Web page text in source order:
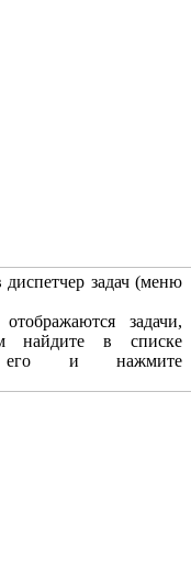
задач (меню
задачи,
найдите в списке
его и нажмите